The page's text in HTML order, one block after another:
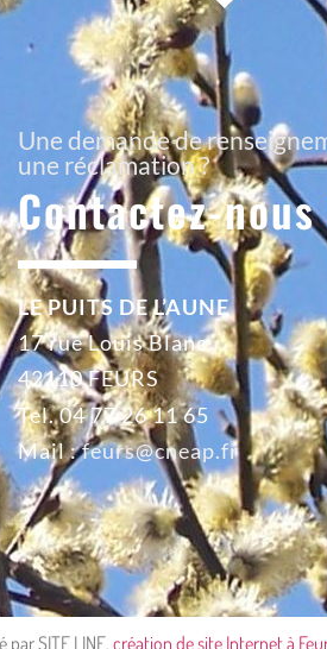
Une demande de
une réclamation ?
Contactez-nous
LE PUITS DE L’AUNE
17 rue Louis Blanc
42110 FEURS
Tel. 04 77 26 11 65
Mail :feurs@cneap.fr
par SITE LINE, création de site Internet à